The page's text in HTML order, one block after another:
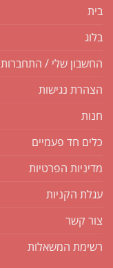
בית
בלוג
החשבון שלי / התחברות
הצהרת נגישות
חנות
כלים חד פעמיים
מדיניות הפרטיות
עגלת הקניות
צור קשר
רשימת המשאלות